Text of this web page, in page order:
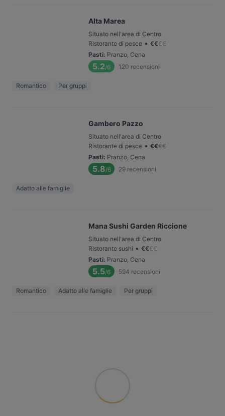
Alta Marea
Situato nell'area di Centro
Ristorante di pesce • €€€€
Pasti: Pranzo, Cena
5.2/6 120 recensioni
Romantico Per gruppi
Gambero Pazzo
Situato nell'area di Centro
Ristorante di pesce • €€€€
Pasti: Pranzo, Cena
5.8/6 29 recensioni
Adatto alle famiglie
Mana Sushi Garden Riccione
Situato nell'area di Centro
Ristorante sushi • €€€€
Pasti: Pranzo, Cena
5.5/6 594 recensioni
Romantico Adatto alle famiglie Per gruppi